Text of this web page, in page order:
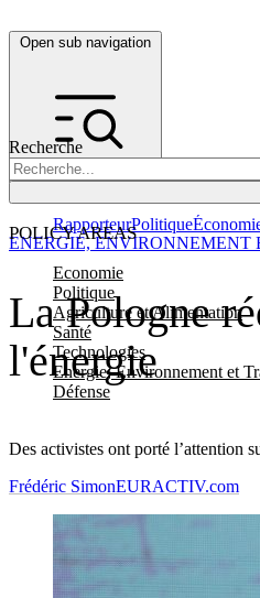
Open sub navigation
Recherche
POLICY AREAS
Economie
Politique
Agriculture et Alimentation
Santé
Technologies
Energie, Environnement et
Défense
RapporteurPolitique
La Pologne
l'énergie
Des activistes ont porté l’attention
ENERGIE, ENVIRONNEMENT
Frédéric SimonEURACTIV.com